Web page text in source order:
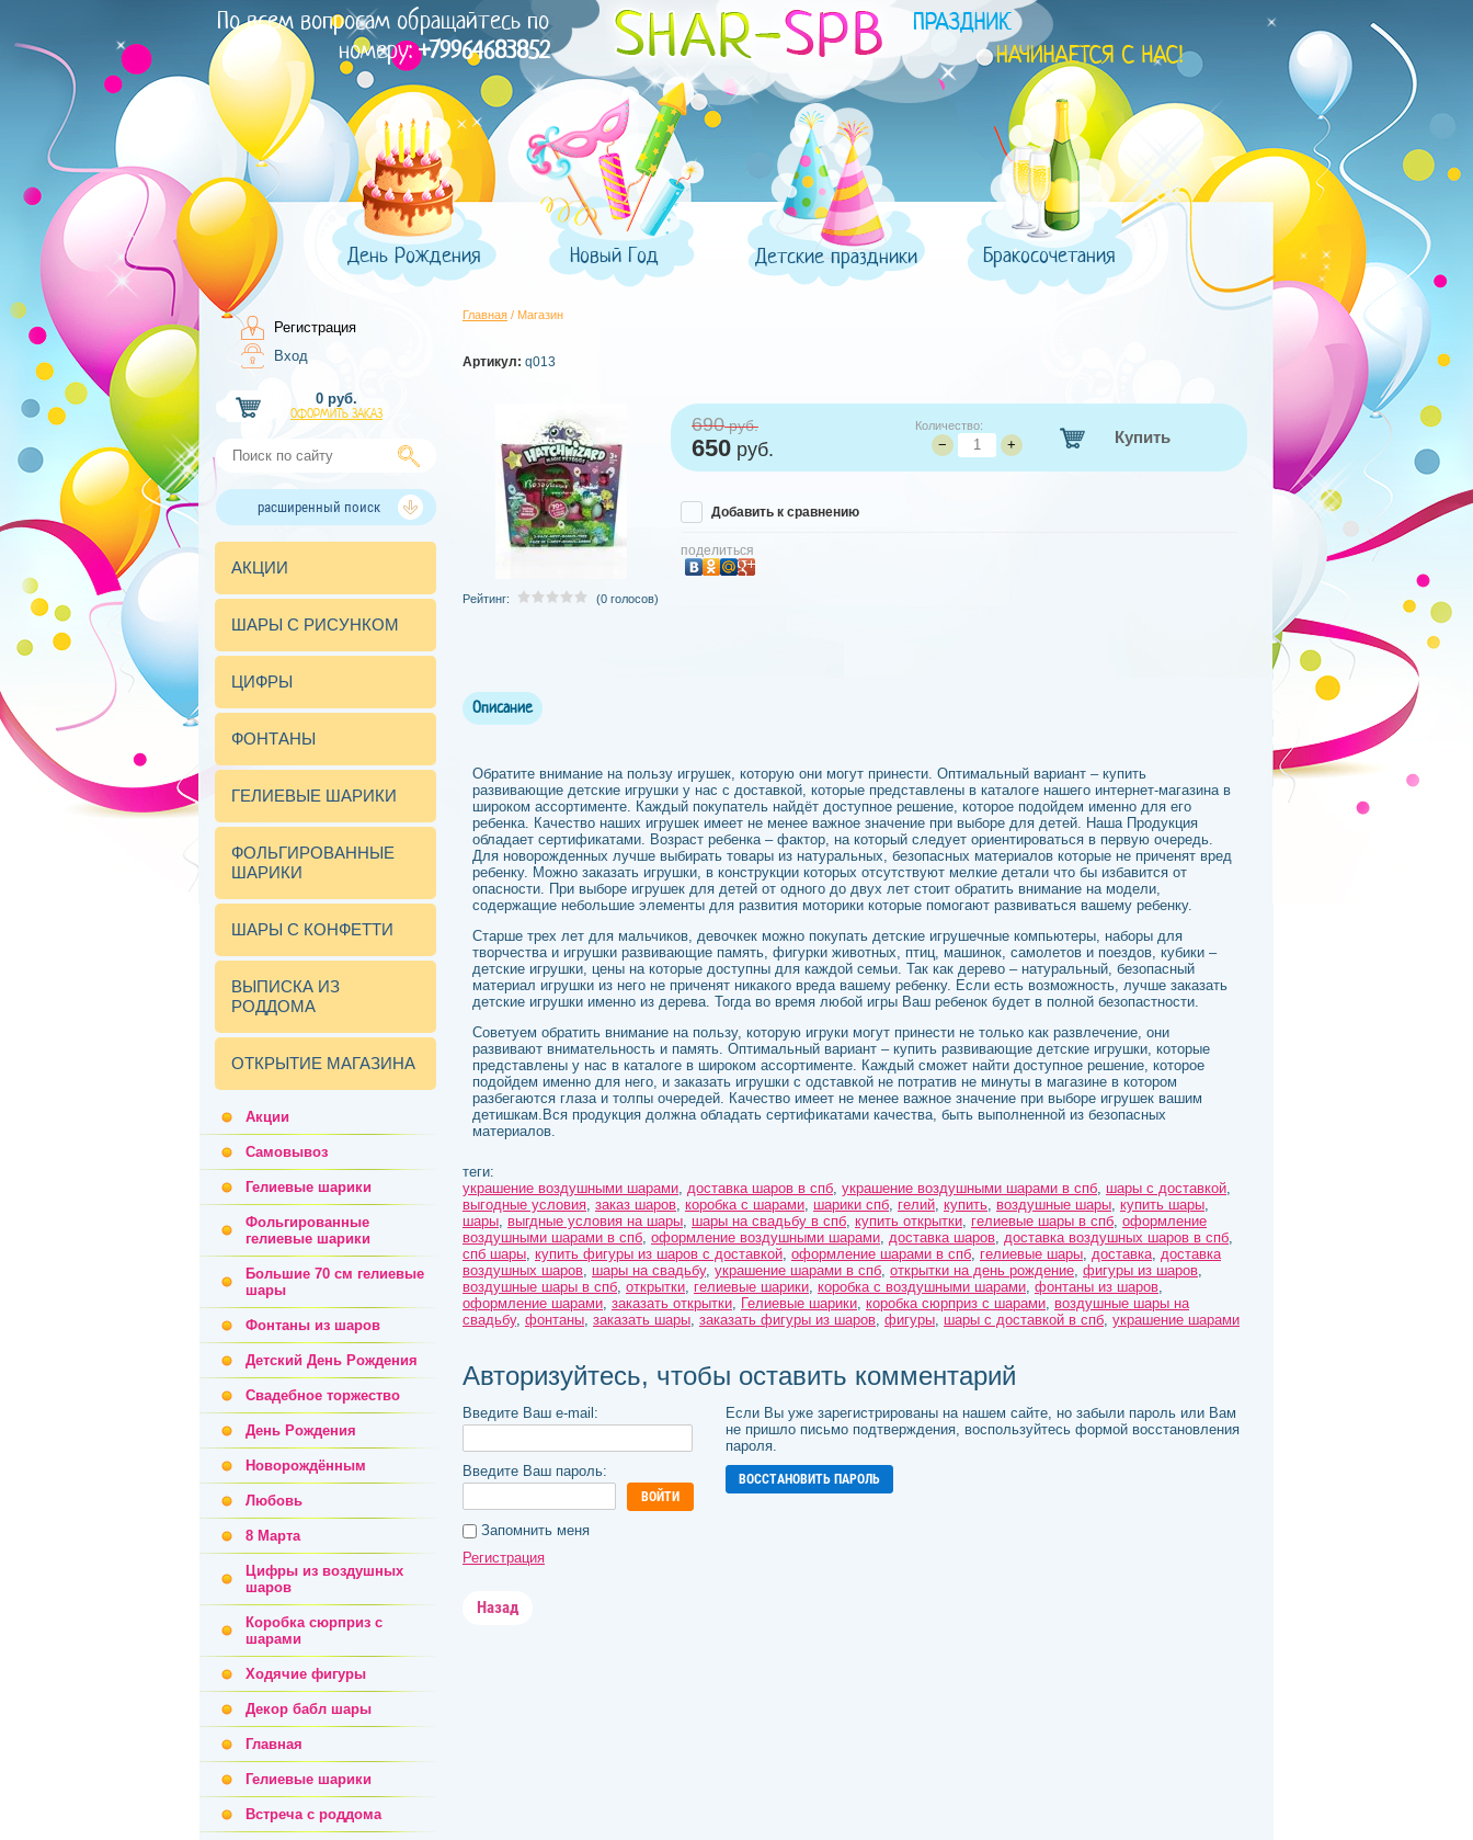
По всем вопросам обращайтесь по
номеру:+79964683852
День Рождения Новый Год Детские праздники Бракосочетания
Регистрация
Вход
0 руб.
ОФОРМИТЬ ЗАКАЗ
расширенный поиск
АКЦИИ
ШАРЫ С РИСУНКОМ
ЦИФРЫ
ФОНТАНЫ
ГЕЛИЕВЫЕ ШАРИКИ
ФОЛЬГИРОВАННЫЕ
ШАРИКИ
ШАРЫ С КОНФЕТТИ
ВЫПИСКА ИЗ
РОДДОМА
ОТКРЫТИЕ МАГАЗИНА
Акции
Самовывоз
Гелиевые шарики
Фольгированные
гелиевые шарики
Большие 70 см гелиевые
шары
Фонтаны из шаров
Детский День Рождения
Свадебное торжество
День Рождения
Новорождённым
Любовь
8 Марта
Цифры из воздушных
шаров
Коробка сюрприз с
шарами
Ходячие фигуры
Декор бабл шары
Главная
Гелиевые шарики
Встреча с роддома
Главная / Магазин
Артикул: q013
Рейтинг: (0 голосов)
690руб.
650 руб.
Количество:
− + Купить
Добавить к сравнению
поделиться
Описание
Обратите внимание на пользу игрушек, которую они могут принести. Оптимальный вариант – купить
развивающие детские игрушки у нас с доставкой, которые представлены в каталоге нашего интернет-магазина в
широком ассортименте. Каждый покупатель найдёт доступное решение, которое подойдем именно для его
ребенка. Качество наших игрушек имеет не менее важное значение при выборе для детей. Наша Продукция
обладает сертификатами. Возраст ребенка – фактор, на который следует ориентироваться в первую очередь.
Для новорожденных лучше выбирать товары из натуральных, безопасных материалов которые не приченят вред
ребенку. Можно заказать игрушки, в конструкции которых отсутствуют мелкие детали что бы избавится от
опасности. При выборе игрушек для детей от одного до двух лет стоит обратить внимание на модели,
содержащие небольшие элементы для развития моторики которые помогают развиваться вашему ребенку.
Старше трех лет для мальчиков, девочкек можно покупать детские игрушечные компьютеры, наборы для
творчества и игрушки развивающие память, фигурки животных, птиц, машинок, самолетов и поездов, кубики –
детские игрушки, цены на которые доступны для каждой семьи. Так как дерево – натуральный, безопасный
материал игрушки из него не приченят никакого вреда вашему ребенку. Если есть возможность, лучше заказать
детские игрушки именно из дерева. Тогда во время любой игры Ваш ребенок будет в полной безопастности.
Советуем обратить внимание на пользу, которую игруки могут принести не только как развлечение, они
развивают внимательность и память. Оптимальный вариант – купить развивающие детские игрушки, которые
представлены у нас в каталоге в широком ассортименте. Каждый сможет найти доступное решение, которое
подойдем именно для него, и заказать игрушки с одставкой не потратив не минуты в магазине в котором
разбегаются глаза и толпы очередей. Качество имеет не менее важное значение при выборе игрушек вашим
детишкам.Вся продукция должна обладать сертификатами качества, быть выполненной из безопасных
материалов.
теги:
украшение воздушными шарами, доставка шаров в спб, украшение воздушными шарами в спб, шары с доставкой,
выгодные условия, заказ шаров, коробка с шарами, шарики спб, гелий, купить, воздушные шары, купить шары,
шары, выгдные условия на шары, шары на свадьбу в спб, купить открытки, гелиевые шары в спб, оформление
воздушными шарами в спб, оформление воздушными шарами, доставка шаров, доставка воздушных шаров в спб,
спб шары, купить фигуры из шаров с доставкой, оформление шарами в спб, гелиевые шары, доставка, доставка
воздушных шаров, шары на свадьбу, украшение шарами в спб, открытки на день рождение, фигуры из шаров,
воздушные шары в спб, открытки, гелиевые шарики, коробка с воздушными шарами, фонтаны из шаров,
оформление шарами, заказать открытки, Гелиевые шарики, коробка сюрприз с шарами, воздушные шары на
свадьбу, фонтаны, заказать шары, заказать фигуры из шаров, фигуры, шары с доставкой в спб, украшение шарами
Авторизуйтесь, чтобы оставить комментарий
Введите Ваш e-mail:
Введите Ваш пароль:
ВОЙТИ
Запомнить меня
Регистрация
Если Вы уже зарегистрированы на нашем сайте, но забыли пароль или Вам
не пришло письмо подтверждения, воспользуйтесь формой восстановления
пароля.
ВОССТАНОВИТЬ ПАРОЛЬ
Назад